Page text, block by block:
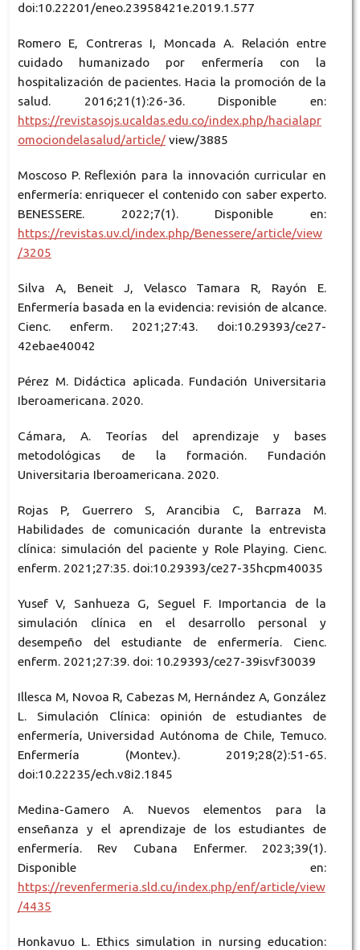
doi:10.22201/eneo.23958421e.2019.1.577
Romero E, Contreras I, Moncada A. Relación entre
cuidado humanizado por enfermería con la
hospitalización de pacientes. Hacia la promoción de la
salud. 2016;21(1):26-36. Disponible en:
https://revistasojs.ucaldas.edu.co/index.php/hacialapr
omociondelasalud/article/view/3885
Moscoso P. Reflexión para la innovación curricular en
enfermería: enriquecer el contenido con saber experto.
BENESSERE. 2022;7(1). Disponible en:
https://revistas.uv.cl/index.php/Benessere/article/view
/3205
Silva A, Beneit J, Velasco Tamara R, Rayón E.
Enfermería basada en la evidencia: revisión de alcance.
Cienc. enferm. 2021;27:43. doi:10.29393/ce27-
42ebae40042
Pérez M. Didáctica aplicada. Fundación Universitaria
Iberoamericana. 2020.
Cámara, A. Teorías del aprendizaje y bases
metodológicas de la formación. Fundación
Universitaria Iberoamericana. 2020.
Rojas P, Guerrero S, Arancibia C, Barraza M.
Habilidades de comunicación durante la entrevista
clínica: simulación del paciente y Role Playing. Cienc.
enferm. 2021;27:35. doi:10.29393/ce27-35hcpm40035
Yusef V, Sanhueza G, Seguel F. Importancia de la
simulación clínica en el desarrollo personal y
desempeño del estudiante de enfermería. Cienc.
enferm. 2021;27:39. doi: 10.29393/ce27-39isvf30039
Illesca M, Novoa R, Cabezas M, Hernández A, González
L. Simulación Clínica: opinión de estudiantes de
enfermería, Universidad Autónoma de Chile, Temuco.
Enfermería (Montev.). 2019;28(2):51-65.
doi:10.22235/ech.v8i2.1845
Medina-Gamero A. Nuevos elementos para la
enseñanza y el aprendizaje de los estudiantes de
enfermería. Rev Cubana Enfermer. 2023;39(1).
Disponible en:
https://revenfermeria.sld.cu/index.php/enf/article/view
/4435
Honkavuo L. Ethics simulation in nursing education: